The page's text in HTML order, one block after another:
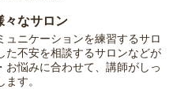
々なサロン
ュニケーションを練習するサロ
た不安を相談するサロンなどが
お悩みに合わせて、講師がしっ
す。